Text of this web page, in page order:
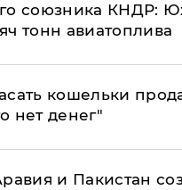
союзника КНДР:
тонн авиатоплива
кошельки
нет денег"
и Пакистан